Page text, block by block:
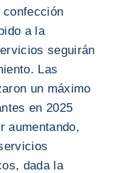
a la
seguirán
Las
un máximo
en 2025
aumentando,
dada la